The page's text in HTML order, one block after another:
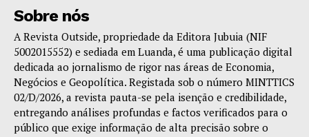
Sobre nós
A Revista Outside, propriedade da Editora Jubuia (NIF
5002015552) e sediada em Luanda, é uma publicação digital
dedicada ao jornalismo de rigor nas áreas de Economia,
Negócios e Geopolítica. Registada sob o número MINTTICS
02/D/2026, a revista pauta-se pela isenção e credibilidade,
entregando análises profundas e factos verificados para o
público que exige informação de alta precisão sobre o